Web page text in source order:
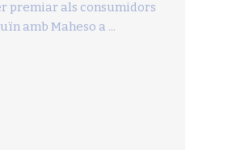
premiar als consumidors
amb Maheso a ...